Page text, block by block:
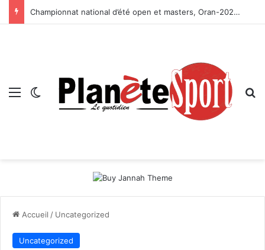
Championnat national d’été open et masters, Oran-2026 — Le CRB s’adjuge le titre
Menu Switch skin
Accueil / Uncategorized
Uncategorized